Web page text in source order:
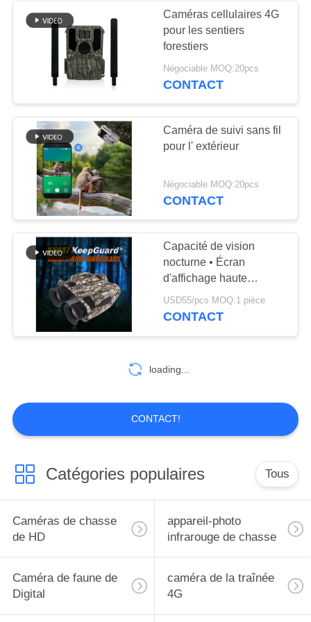
Chasse des
accessoires de
caméra
Caméra cellulaire
de jeu
Caméra de jardin de
14
Caméra de traînée
de GPS
27
Caméras cellulaires 4G
pour les sentiers
forestiers
Négociable MOQ:20pcs
CONTACT
Caméra de suivi sans fil
pour l' extérieur
Négociable MOQ:20pcs
CONTACT
Capacité de vision
nocturne • Écran
d'affichage haute
résolution • Visibilité à
longue portée •
Commandes faciles à
rechargeable
USD55/pcs MOQ:1 pièce
CONTACT
loading...
CONTACT!
Catégories populaires Tous
Caméras de chasse
de HD
appareil-photo
infrarouge de chasse
Caméra de faune de
Digital
caméra de la traînée
4G